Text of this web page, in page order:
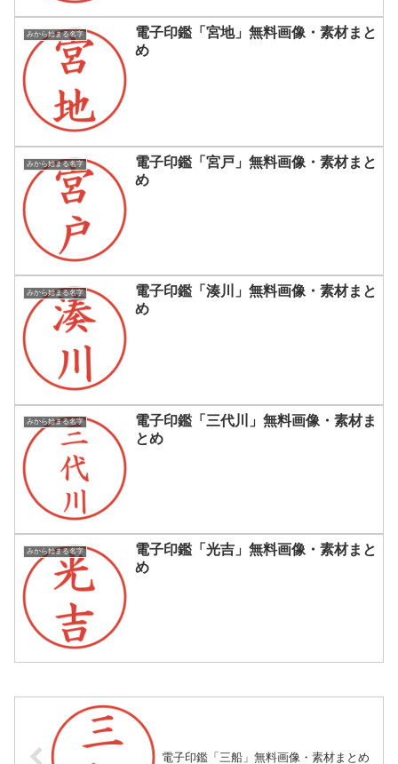
みから始まる名字
電子印鑑「宮地」無料画像・素材まと
め
みから始まる名字
電子印鑑「宮戸」無料画像・素材まと
め
みから始まる名字
電子印鑑「湊川」無料画像・素材まと
め
みから始まる名字
電子印鑑「三代川」無料画像・素材ま
とめ
みから始まる名字
電子印鑑「光吉」無料画像・素材まと
め
電子印鑑「三船」無料画像・素材まとめ